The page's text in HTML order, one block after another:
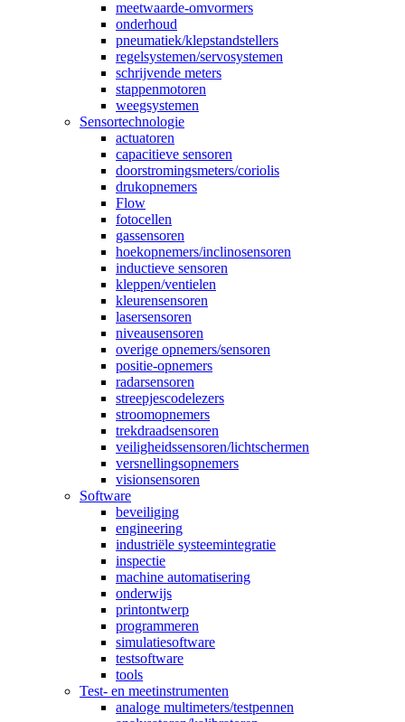
meetwaarde-omvormers
onderhoud
pneumatiek/klepstandstellers
regelsystemen/servosystemen
schrijvende meters
stappenmotoren
weegsystemen
Sensortechnologie
actuatoren
capacitieve sensoren
doorstromingsmeters/coriolis
drukopnemers
Flow
fotocellen
gassensoren
hoekopnemers/inclinosensoren
inductieve sensoren
kleppen/ventielen
kleurensensoren
lasersensoren
niveausensoren
overige opnemers/sensoren
positie-opnemers
radarsensoren
streepjescodelezers
stroomopnemers
trekdraadsensoren
veiligheidssensoren/lichtschermen
versnellingsopnemers
visionsensoren
Software
beveiliging
engineering
industriële systeemintegratie
inspectie
machine automatisering
onderwijs
printontwerp
programmeren
simulatiesoftware
testsoftware
tools
Test- en meetinstrumenten
analoge multimeters/testpennen